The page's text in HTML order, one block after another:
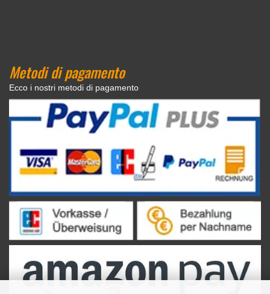
Metodi di pagamento
Ecco i nostri metodi di pagamento